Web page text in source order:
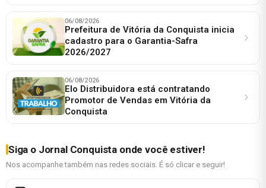
06/08/2026
Prefeitura de Vitória da Conquista inicia
cadastro para o Garantia-Safra
2026/2027
06/08/2026
Elo Distribuidora está contratando
Promotor de Vendas em Vitória da
Conquista
Siga o Jornal Conquista onde você estiver!
Nos acompanhe também nas redes sociais. É só clicar e seguir!